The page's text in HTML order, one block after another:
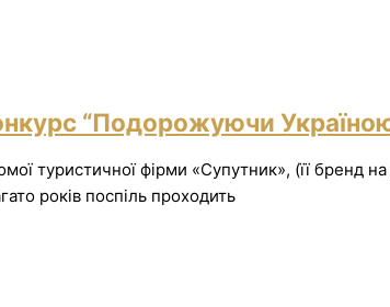
“Подорожуючи
туристичної фірми «Супутник», (її бренд
років поспіль проходить